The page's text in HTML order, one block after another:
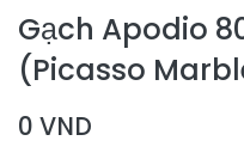
Gạch Apodio
(Picasso
0 VND